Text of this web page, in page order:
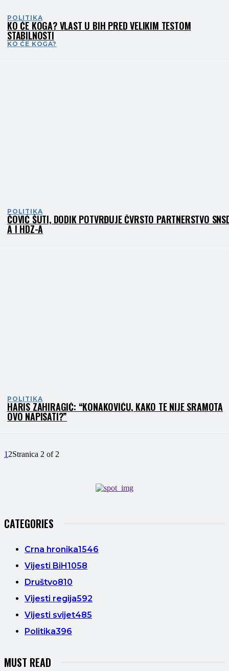
POLITIKA
KO ĆE KOGA? VLAST U BIH PRED VELIKIM TESTOM
STABILNOSTI
KO ĆE KOGA?
POLITIKA
ČOVIĆ ŠUTI, DODIK POTVRĐUJE ČVRSTO PARTNERSTVO
A I HDZ-A
POLITIKA
HARIS ZAHIRAGIĆ: “KONAKOVIĆU, KAKO TE NIJE SRAMOTA
OVO NAPISATI?”
1 2Stranica 2 of 2
CATEGORIES
Crna hronika1546
Vijesti BiH 1058
Društvo810
Vijesti regija592
Vijesti svijet485
Politika396
MUST READ